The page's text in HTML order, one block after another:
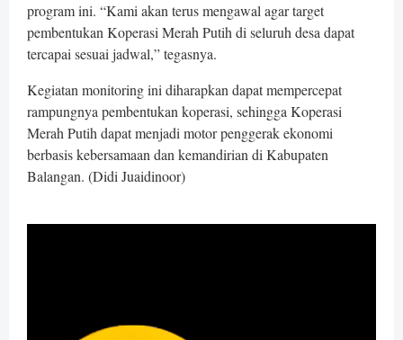
program ini. “Kami akan terus mengawal agar target
pembentukan Koperasi Merah Putih di seluruh desa dapat
tercapai sesuai jadwal,” tegasnya.
Kegiatan monitoring ini diharapkan dapat mempercepat
rampungnya pembentukan koperasi, sehingga Koperasi
Merah Putih dapat menjadi motor penggerak ekonomi
berbasis kebersamaan dan kemandirian di Kabupaten
Balangan. (Didi Juaidinoor)